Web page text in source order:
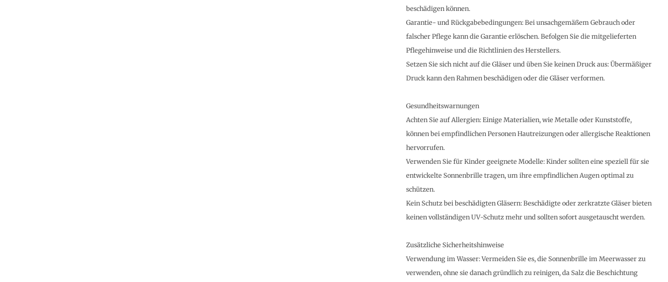
beschädigen können.
Garantie- und Rückgabebedingungen: Bei unsachgemäßem Gebrauch oder
falscher Pflege kann die Garantie erlöschen. Befolgen Sie die mitgelieferten
Pflegehinweise und die Richtlinien des Herstellers.
Setzen Sie sich nicht auf die Gläser und üben Sie keinen Druck aus: Übermäßiger
Druck kann den Rahmen beschädigen oder die Gläser verformen.
Gesundheitswarnungen
Achten Sie auf Allergien: Einige Materialien, wie Metalle oder Kunststoffe,
können bei empfindlichen Personen Hautreizungen oder allergische Reaktionen
hervorrufen.
Verwenden Sie für Kinder geeignete Modelle: Kinder sollten eine speziell für sie
entwickelte Sonnenbrille tragen, um ihre empfindlichen Augen optimal zu
schützen.
Kein Schutz bei beschädigten Gläsern: Beschädigte oder zerkratzte Gläser bieten
keinen vollständigen UV-Schutz mehr und sollten sofort ausgetauscht werden.
Zusätzliche Sicherheitshinweise
Verwendung im Wasser: Vermeiden Sie es, die Sonnenbrille im Meerwasser zu
verwenden, ohne sie danach gründlich zu reinigen, da Salz die Beschichtung